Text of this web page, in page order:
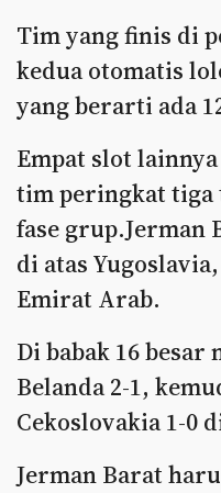
Tim yang finis di
kedua otomatis
yang berarti ada
Empat slot
tim peringkat tiga
fase grup.Jerman
di atas
Emirat Arab.
Di babak 16 besar
Belanda 2-1,
Cekoslovakia 1-0
Jerman Barat